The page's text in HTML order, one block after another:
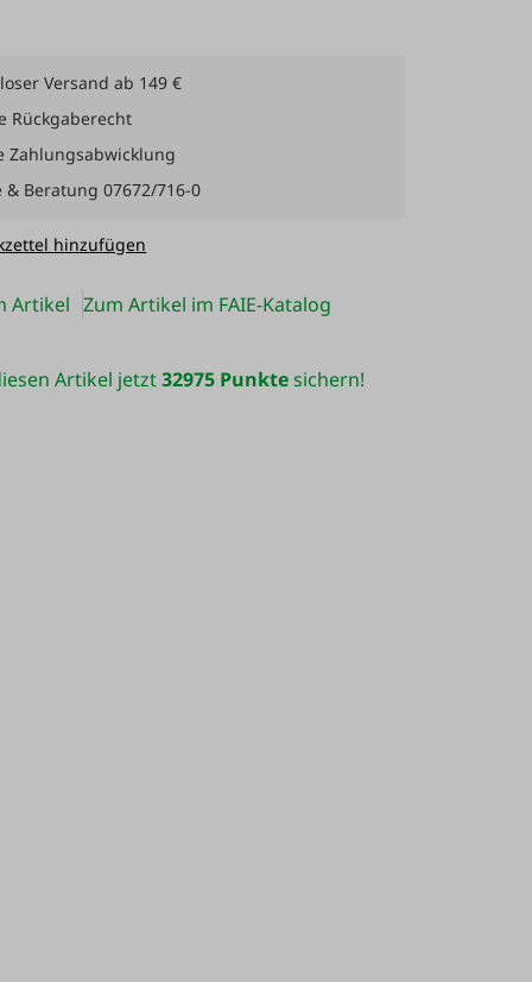
Versand ab 149 €
Rückgaberecht
Zahlungsabwicklung
& Beratung 07672/716-0
hinzufügen
Artikel Zum Artikel im FAIE-Katalog
Artikel jetzt32975 Punktesichern!